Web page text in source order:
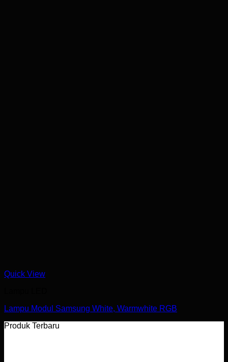
Quick View
Lampu Modul Samsung White, Warmwhite RGB
Produk Terbaru